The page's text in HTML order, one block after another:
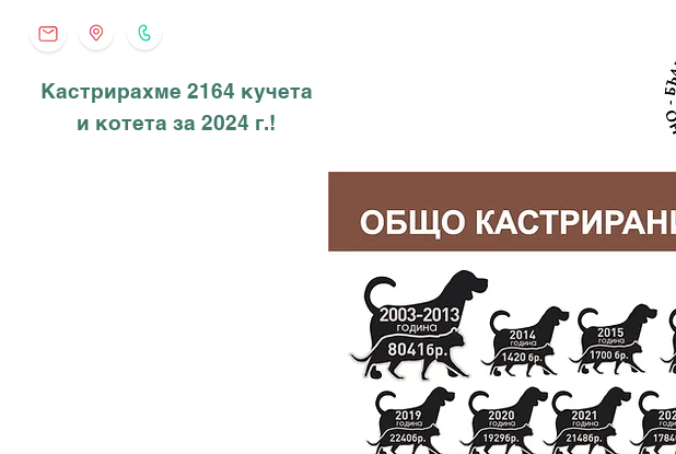
Кастрирахме 2164 кучета
и котета за 2024 г.!